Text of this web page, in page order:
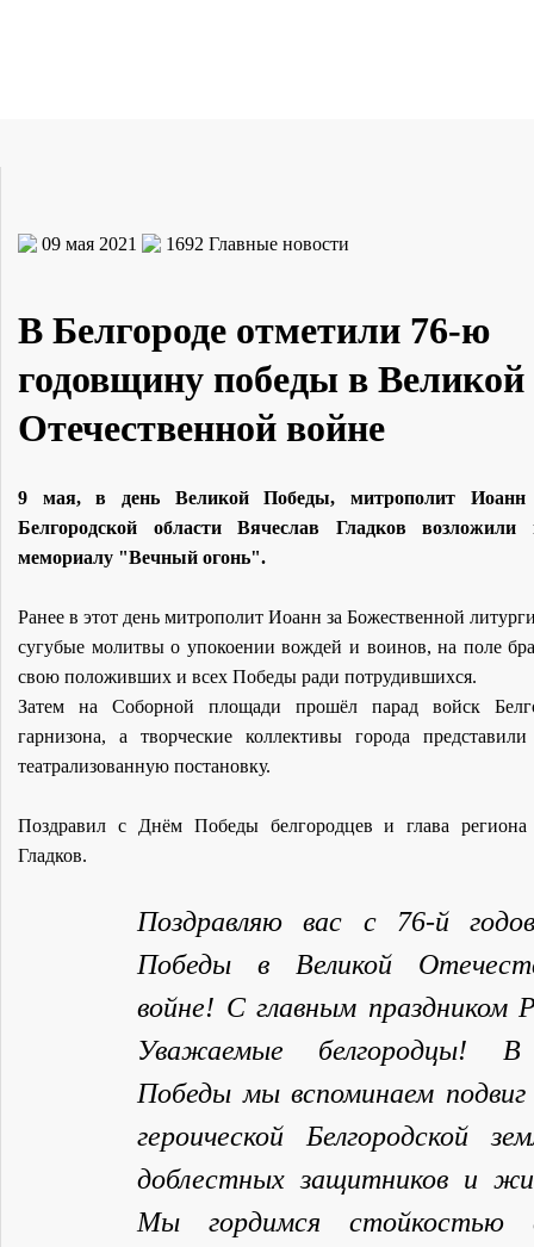
09 мая 2021 1692 Главные новости
В Белгороде отметили 76-ю
годовщину победы в Великой
Отечественной войне
9 мая, в день Великой Победы, митрополит Иоанн
Белгородской области Вячеслав Гладков
мемориалу "Вечный огонь".
Ранее в этот день митрополит Иоанн за Божественной
сугубые молитвы о упокоении вождей и воинов, на поле
свою положивших и всех Победы ради потрудившихся.
Затем на Соборной площади прошёл парад войск
гарнизона, а творческие коллективы города представили
театрализованную постановку.
Поздравил с Днём Победы белгородцев и глава региона
Гладков.
Поздравляю вас с 76-й
Победы в Великой
войне! С главным праздником
Уважаемые белгородцы!
Победы мы вспоминаем
героической Белгородской
доблестных защитников и
Мы гордимся стойкостью